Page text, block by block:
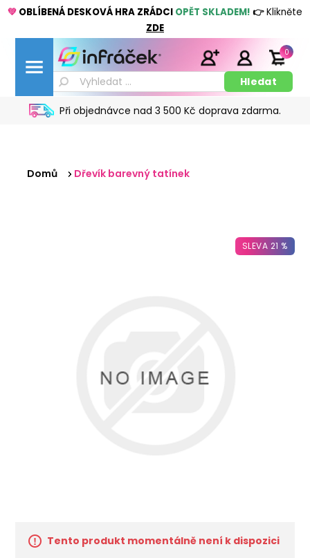
💚 OBLÍBENÁ DESKOVÁ HRA ZRÁDCI OPĚT SKLADEM! 👉Klikněte
ZDE
Při objednávce nad 3 500 Kč doprava zdarma.
0
Domů Dřevík barevný tatínek
SLEVA 21 %
Tento produkt momentálně není k dispozici